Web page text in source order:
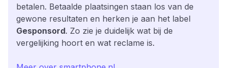
betalen. Betaalde plaatsingen staan los van de
gewone resultaten en herken je aan het label
Gesponsord. Zo zie je duidelijk wat bij de
vergelijking hoort en wat reclame is.